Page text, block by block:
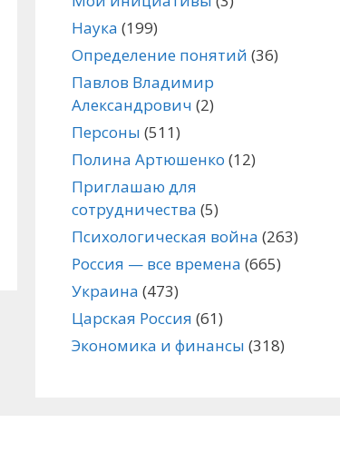
Наука (199)
Определение понятий (36)
Павлов Владимир
Александрович (2)
Персоны (511)
Полина Артюшенко (12)
Приглашаю для
сотрудничества (5)
Психологическая война (263)
Россия — все времена (665)
Украина (473)
Царская Россия (61)
Экономика и финансы (318)